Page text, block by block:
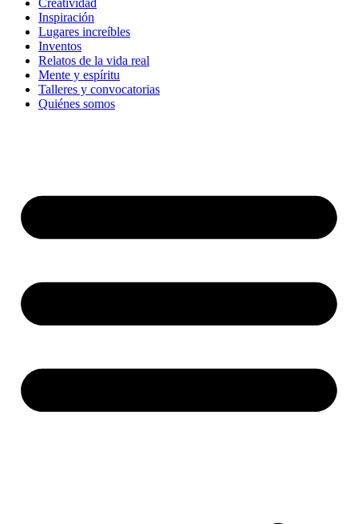
Creatividad
Inspiración
Lugares increíbles
Inventos
Relatos de la vida real
Mente y espíritu
Talleres y convocatorias
Quiénes somos